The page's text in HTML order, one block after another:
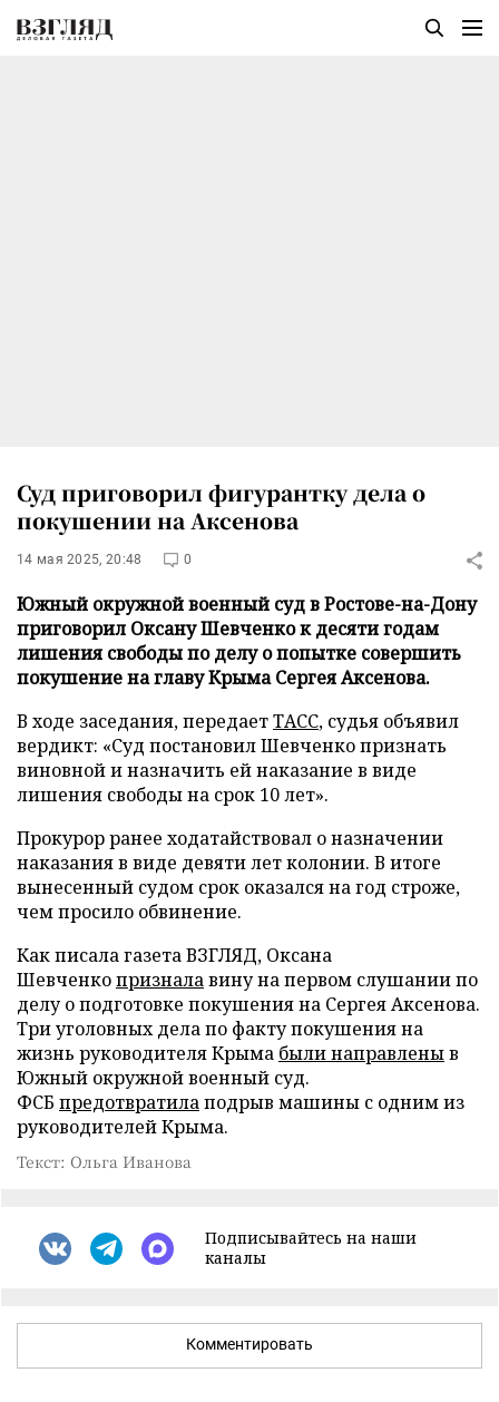
Суд приговорил фигурантку дела о
покушении на Аксенова
14 мая 2025, 20:48 0
Южный окружной военный суд в Ростове-на-Дону
приговорил Оксану Шевченко к десяти годам
лишения свободы по делу о попытке совершить
покушение на главу Крыма Сергея Аксенова.
В ходе заседания, передаетТАСС, судья объявил
вердикт: «Суд постановил Шевченко признать
виновной и назначить ей наказание в виде
лишения свободы на срок 10 лет».
Прокурор ранее ходатайствовал о назначении
наказания в виде девяти лет колонии. В итоге
вынесенный судом срок оказался на год строже,
чем просило обвинение.
Как писала газета ВЗГЛЯД, Оксана
Шевченкопризналавину на первом слушании по
делу о подготовке покушения на Сергея Аксенова.
Три уголовных дела по факту покушения на
жизнь руководителя Крыма были направленыв
Южный окружной военный суд.
ФСБ предотвратилаподрыв машины с одним из
руководителей Крыма.
Текст: Ольга Иванова
Подписывайтесь на наши
каналы
Комментировать